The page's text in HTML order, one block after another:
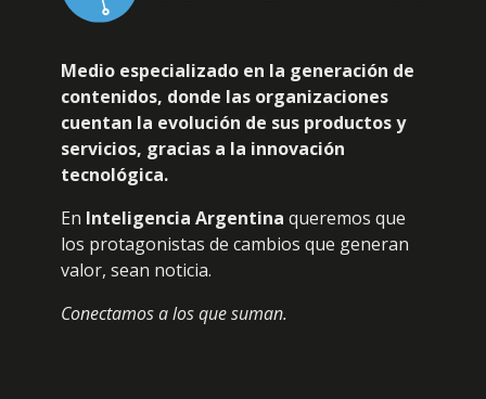
Medio especializado en la generación de
contenidos, donde las organizaciones
cuentan la evolución de sus productos y
servicios, gracias a la innovación
tecnológica.
En Inteligencia Argentina queremos que
los protagonistas de cambios que generan
valor, sean noticia.
Conectamos a los que suman.